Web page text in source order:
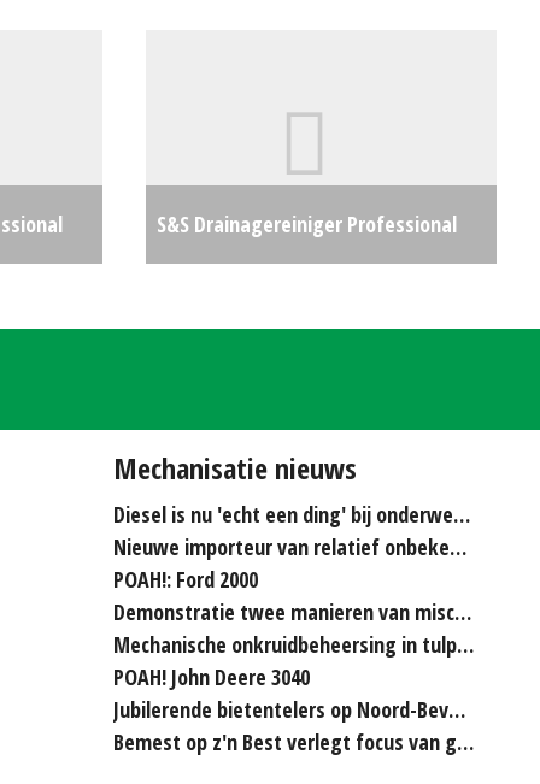
S&S Drainagereiniger Professional
Mechanisatie nieuws
Diesel is nu 'echt een ding' bij onderwerken
Nieuwe importeur van relatief onbekende merken...
POAH!: Ford 2000
Demonstratie twee manieren van miscanthus hakselen
Mechanische onkruidbeheersing in tulpenteelt steeds...
POAH! John Deere 3040
Jubilerende bietentelers op Noord-Beveland rijden elkaar...
Bemest op z'n Best verlegt focus van grasland naar bouwland